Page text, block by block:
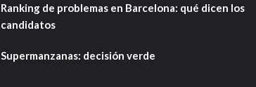
Ranking de problemas en Barcelona: qué dicen los
candidatos
Supermanzanas: decisión verde